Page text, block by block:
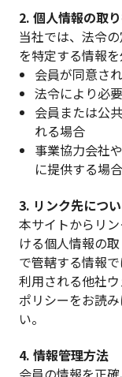
2. 個人情報の取
当社では、法令
を特定する情報
会員が同意さ
法令により必
会員または公
れる場合
事業協力会社
に提供する場合
3. リンク先につ
本サイトからリ
ける個人情報の
で管轄する情報
利用される他社
ポリシーをお読
い。
4. 情報管理方法